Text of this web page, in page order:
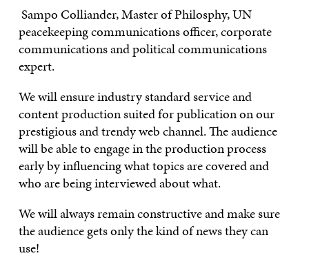
Sampo Colliander, Master of Philosphy, UN
peacekeeping communications officer, corporate
communications and political communications
expert.
We will ensure industry standard service and
content production suited for publication on our
prestigious and trendy web channel. The audience
will be able to engage in the production process
early by influencing what topics are covered and
who are being interviewed about what.
We will always remain constructive and make sure
the audience gets only the kind of news they can
use!